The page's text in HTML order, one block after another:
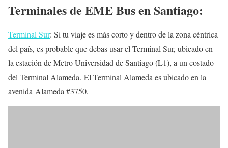
Terminales de EME Bus en Santiago:
Terminal Sur: Si tu viaje es más corto y dentro de la zona céntrica
del país, es probable que debas usar el Terminal Sur, ubicado en
la estación de Metro Universidad de Santiago (L1), a un costado
del Terminal Alameda. El Terminal Alameda es ubicado en la
avenida Alameda #3750.